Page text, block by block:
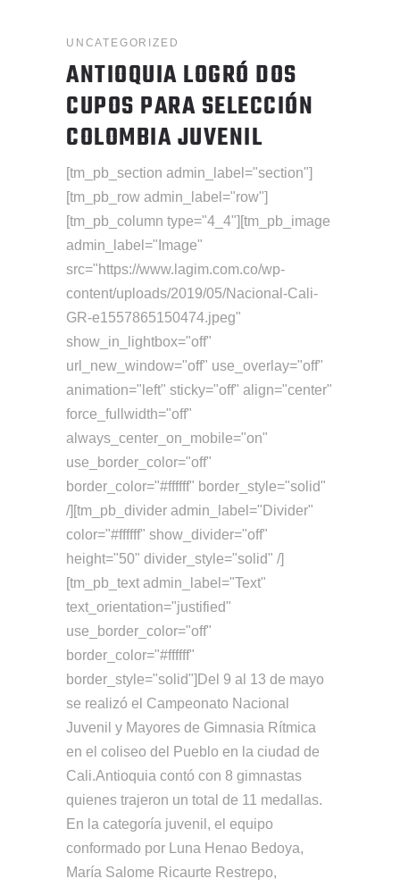
UNCATEGORIZED
ANTIOQUIA LOGRÓ DOS
CUPOS PARA SELECCIÓN
COLOMBIA JUVENIL
[tm_pb_section admin_label="section"]
[tm_pb_row admin_label="row"]
[tm_pb_column type="4_4"][tm_pb_image
admin_label="Image"
src="https://www.lagim.com.co/wp-
content/uploads/2019/05/Nacional-Cali-
GR-e1557865150474.jpeg"
show_in_lightbox="off"
url_new_window="off" use_overlay="off"
animation="left" sticky="off" align="center"
force_fullwidth="off"
always_center_on_mobile="on"
use_border_color="off"
border_color="#ffffff" border_style="solid"
/][tm_pb_divider admin_label="Divider"
color="#ffffff" show_divider="off"
height="50" divider_style="solid" /]
[tm_pb_text admin_label="Text"
text_orientation="justified"
use_border_color="off"
border_color="#ffffff"
border_style="solid"]Del 9 al 13 de mayo
se realizó el Campeonato Nacional
Juvenil y Mayores de Gimnasia Rítmica
en el coliseo del Pueblo en la ciudad de
Cali.Antioquia contó con 8 gimnastas
quienes trajeron un total de 11 medallas.
En la categoría juvenil, el equipo
conformado por Luna Henao Bedoya,
María Salome Ricaurte Restrepo,